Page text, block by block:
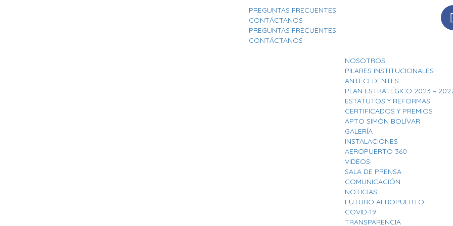
PREGUNTAS FRECUENTES
CONTÁCTANOS
PREGUNTAS FRECUENTES
CONTÁCTANOS
NOSOTROS
PILARES INSTITUCIONALES
ANTECEDENTES
PLAN ESTRATÉGICO 2023 –
ESTATUTOS Y REFORMAS
CERTIFICADOS Y PREMIOS
APTO SIMÓN BOLÍVAR
GALERÍA
INSTALACIONES
AEROPUERTO 360
VIDEOS
SALA DE PRENSA
COMUNICACIÓN
NOTICIAS
FUTURO AEROPUERTO
COVID-19
TRANSPARENCIA